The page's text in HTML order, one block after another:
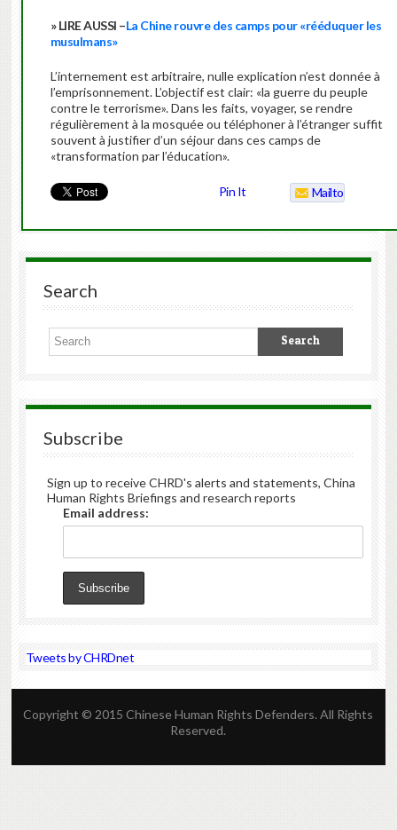
» LIRE AUSSI –La Chine rouvre des camps pour «rééduquer les
musulmans»
L’internement est arbitraire, nulle explication n’est donnée à
l’emprisonnement. L’objectif est clair: «la guerre du peuple
contre le terrorisme». Dans les faits, voyager, se rendre
régulièrement à la mosquée ou téléphoner à l’étranger suffit
souvent à justifier d’un séjour dans ces camps de
«transformation par l’éducation».
Pin It Mailto
Search
Subscribe
Sign up to receive CHRD's alerts and statements, China
Human Rights Briefings and research reports
Email address:
Tweets by CHRDnet
Copyright © 2015 Chinese Human Rights Defenders. All Rights
Reserved.